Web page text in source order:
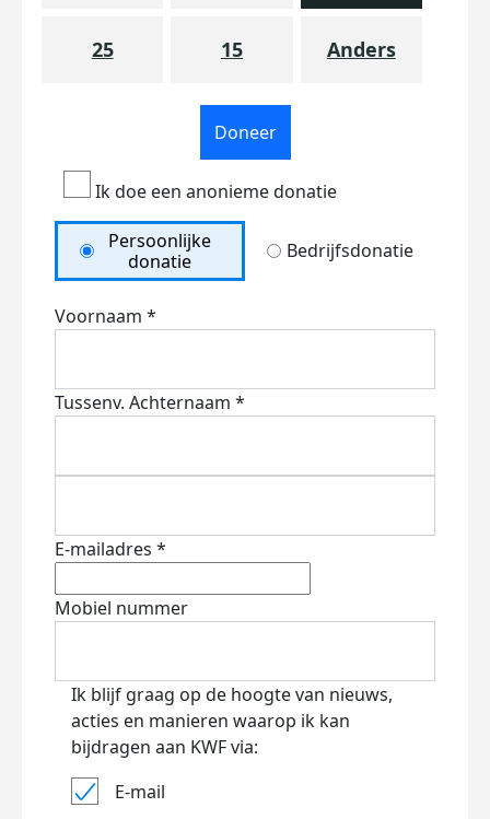
25 15 Anders
Doneer
Ik doe een anonieme donatie
Persoonlijke
donatie
Bedrijfsdonatie
Voornaam *
Tussenv. Achternaam *
E-mailadres *
Mobiel nummer
Ik blijf graag op de hoogte van nieuws,
acties en manieren waarop ik kan
bijdragen aan KWF via:
E-mail